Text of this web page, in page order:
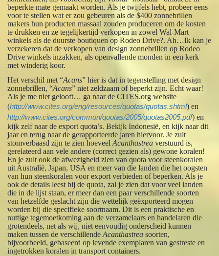
beperkte mate gemaakt worden. Als je twijfels hebt, probeer eens
voor te stellen wat er zou gebeuren als de $400 zonnebrillen
makers hun producten massaal zouden produceren om de kosten
te drukken en ze tegelijkertijd verkopen in zowel Wal-Mart
winkels als de duurste boutiquen op Rodeo Drive?. Ah…Ik kan je
verzekeren dat de verkopen van design zonnebrillen op Rodeo
Drive winkels inzakken, als openvallende monden in een kerk
met winderig koor.
Het verschil met “Acans” hier is dat in tegenstelling met design
zonnebrillen, “Acans” niet zeldzaam of beperkt zijn. Echt waar!
Als je me niet gelooft… ga naar de CITES.org website
(http://www.cites.org/eng/resources/quotas/quotas.shtml) en
http://www.cites.org/common/quotas/2005/quotas2005.pdf) en
kijk zelf naar de export quota’s. Bekijk Indonesië, en kijk naar dit
jaar en terug naar de gerapporteerde jaren hiervoor. Je zult
stomverbaasd zijn te zien hoeveelAcanthastrea verstuurd is,
gerelateerd aan vele andere (correct gezien als) gewone koralen!
En je zult ook de afwezigheid zien van quota voor steenkoralen
uit Australië, Japan, USA en meer van die landen die het oogsten
van hun steenkoralen voor export verbieden of beperken. Als je
ook de details leest bij de quota, zal je zien dat voor veel landen
die in de lijst staan, er meer dan een paar verschillende soorten
van hetzelfde geslacht zijn die wettelijk geëxporteerd mogen
worden bij die specifieke soortnaam. Dit is een praktische en
nuttige tegemoetkoming aan de verzamelaars en handelaren die
grotendeels, net als wij, niet eenvoudig onderscheid kunnen
maken tussen de verschillendeAcanthastrea soorten,
bijvoorbeeld, gebaseerd op levende exemplaren van gestreste en
ingetrokken koralen in transport containers.